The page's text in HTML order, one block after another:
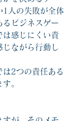
1人の失敗が全体
るビジネスゲー
は感じにくい責
じながら行動し
は2つの責任ある
。